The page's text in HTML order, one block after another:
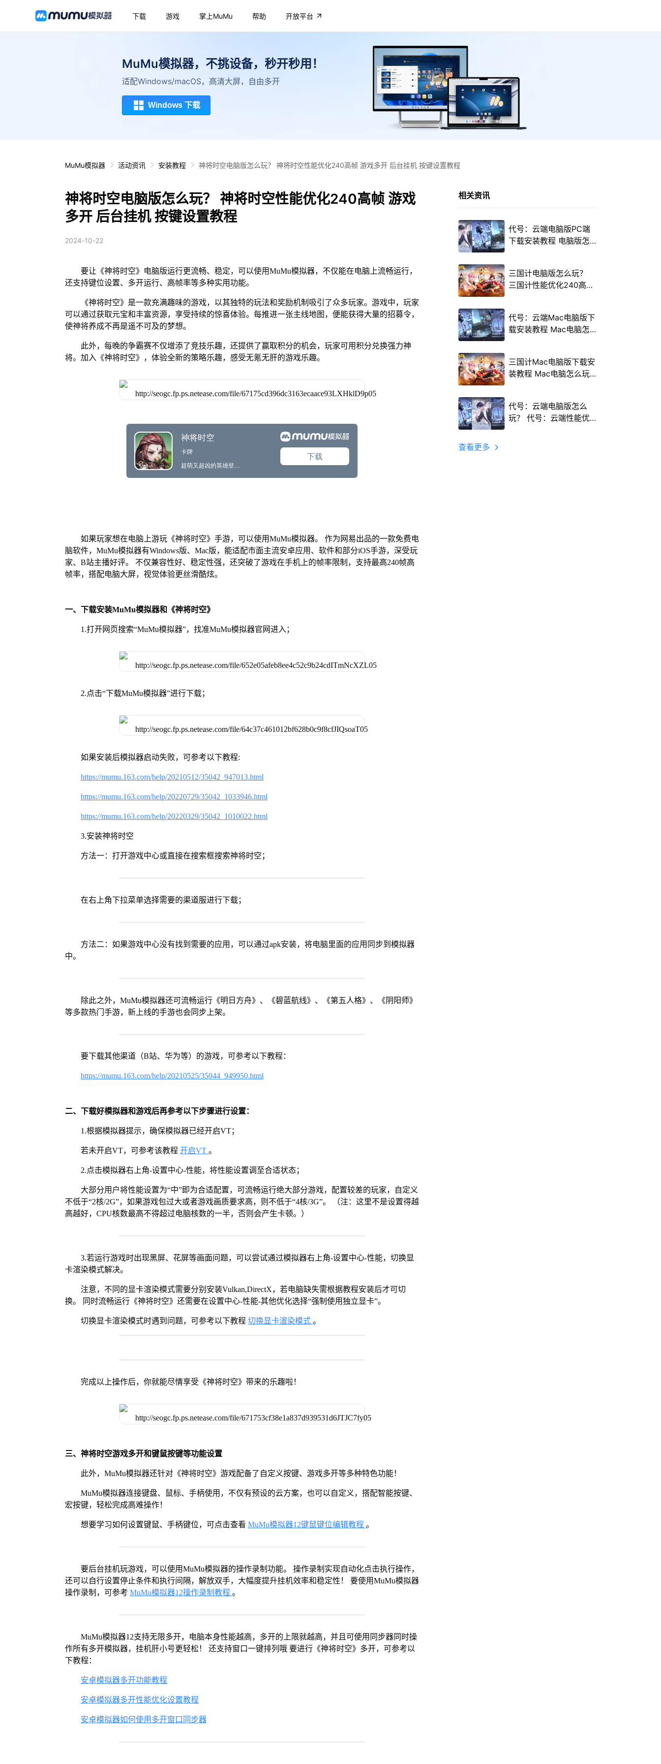
下载 游戏 掌上MuMu 帮助 开放平台
MuMu模拟器，不挑设备，秒开秒用！
适配Windows/macOS，高清大屏，自由多开
Windows 下载
MuMu模拟器 活动资讯 安装教程 神将时空电脑版怎么玩？ 神将时空性能优化240高帧 游戏多开 后台挂机 按键设置教程
神将时空电脑版怎么玩？ 神将时空性能优化240高帧 游戏
多开 后台挂机 按键设置教程
2024-10-22
要让《神将时空》电脑版运行更流畅、稳定，可以使用MuMu模拟器，不仅能在电脑上流畅运行，
还支持键位设置、多开运行、高帧率等多种实用功能。
《神将时空》是一款充满趣味的游戏，以其独特的玩法和奖励机制吸引了众多玩家。游戏中，玩家
可以通过获取元宝和丰富资源，享受持续的惊喜体验。每推进一张主线地图，便能获得大量的招募令，
使神将养成不再是遥不可及的梦想。
此外，每晚的争霸赛不仅增添了竞技乐趣，还提供了赢取积分的机会，玩家可用积分兑换强力神
将。加入《神将时空》，体验全新的策略乐趣，感受无氪无肝的游戏乐趣。
如果玩家想在电脑上游玩《神将时空》手游，可以使用MuMu模拟器。 作为网易出品的一款免费电
脑软件，MuMu模拟器有Windows版、Mac版，能适配市面主流安卓应用、软件和部分iOS手游，深受玩
家、B站主播好评。 不仅兼容性好、稳定性强，还突破了游戏在手机上的帧率限制，支持最高240帧高
帧率，搭配电脑大屏，视觉体验更丝滑酷炫。
一、下载安装MuMu模拟器和《神将时空》
1.打开网页搜索“MuMu模拟器”，找准MuMu模拟器官网进入；
2.点击“下载MuMu模拟器”进行下载；
如果安装后模拟器启动失败，可参考以下教程:
https://mumu.163.com/help/20210512/35042_947013.html
https://mumu.163.com/help/20220729/35042_1033946.html
https://mumu.163.com/help/20220329/35042_1010022.html
3.安装神将时空
方法一：打开游戏中心或直接在搜索框搜索神将时空；
在右上角下拉菜单选择需要的渠道服进行下载；
方法二：如果游戏中心没有找到需要的应用，可以通过apk安装，将电脑里面的应用同步到模拟器
中。
除此之外，MuMu模拟器还可流畅运行《明日方舟》、《碧蓝航线》、《第五人格》、《阴阳师》
等多款热门手游，新上线的手游也会同步上架。
要下载其他渠道（B站、华为等）的游戏，可参考以下教程：
https://mumu.163.com/help/20210525/35044_949950.html
二、下载好模拟器和游戏后再参考以下步骤进行设置：
1.根据模拟器提示，确保模拟器已经开启VT；
若未开启VT，可参考该教程 开启VT 。
2.点击模拟器右上角-设置中心-性能，将性能设置调至合适状态；
大部分用户将性能设置为“中”即为合适配置，可流畅运行绝大部分游戏，配置较差的玩家，自定义
不低于“2核/2G”，如果游戏包过大或者游戏画质要求高，则不低于“4核/3G”。 （注：这里不是设置得越
高越好，CPU核数最高不得超过电脑核数的一半，否则会产生卡顿。）
3.若运行游戏时出现黑屏、花屏等画面问题，可以尝试通过模拟器右上角-设置中心-性能，切换显
卡渲染模式解决。
注意，不同的显卡渲染模式需要分别安装Vulkan,DirectX，若电脑缺失需根据教程安装后才可切
换。 同时流畅运行《神将时空》还需要在设置中心-性能-其他优化选择“强制使用独立显卡”。
切换显卡渲染模式时遇到问题，可参考以下教程 切换显卡渲染模式 。
完成以上操作后，你就能尽情享受《神将时空》带来的乐趣啦！
三、神将时空游戏多开和键鼠按键等功能设置
此外，MuMu模拟器还针对《神将时空》游戏配备了自定义按键、游戏多开等多种特色功能！
MuMu模拟器连接键盘、鼠标、手柄使用，不仅有预设的云方案，也可以自定义，搭配智能按键、
宏按键，轻松完成高难操作！
想要学习如何设置键鼠、手柄键位，可点击查看 MuMu模拟器12键鼠键位编辑教程 。
要后台挂机玩游戏，可以使用MuMu模拟器的操作录制功能。 操作录制实现自动化点击执行操作，
还可以自行设置停止条件和执行间隔，解放双手，大幅度提升挂机效率和稳定性！ 要使用MuMu模拟器
操作录制，可参考 MuMu模拟器12操作录制教程 。
MuMu模拟器12支持无限多开，电脑本身性能越高，多开的上限就越高，并且可使用同步器同时操
作所有多开模拟器，挂机肝小号更轻松！ 还支持窗口一键排列哦 要进行《神将时空》多开，可参考以
下教程：
安卓模拟器多开功能教程
安卓模拟器多开性能优化设置教程
安卓模拟器如何使用多开窗口同步器
相关资讯
代号：云端电脑版PC端
下载安装教程 电脑版怎
三国计电脑版怎么玩？
三国计性能优化240高帧
代号：云端Mac电脑版下
载安装教程 Mac电脑怎
三国计Mac电脑版下载安
装教程 Mac电脑怎么玩
代号：云端电脑版怎么
玩？ 代号：云端性能优
查看更多